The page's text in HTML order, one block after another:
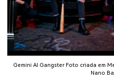
Gemini AI Gangster Foto criada em
Nano